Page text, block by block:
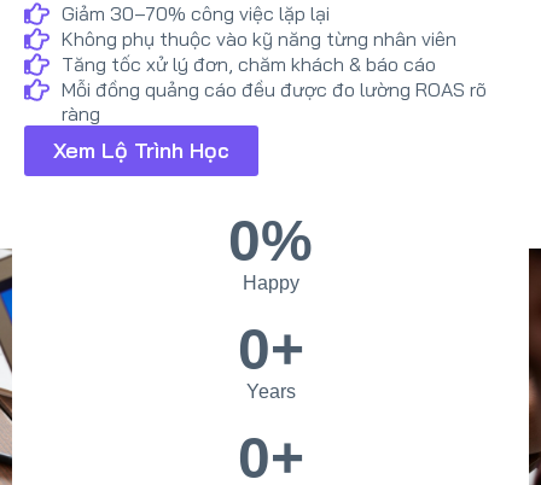
Happy
0%
Years
0+
0+
Giảm 30–70% công việc lặp lại
Không phụ thuộc vào kỹ năng từng nhân viên
Tăng tốc xử lý đơn, chăm khách & báo cáo
Mỗi đồng quảng cáo đều được đo lường ROAS rõ
ràng
Xem Lộ Trình Học